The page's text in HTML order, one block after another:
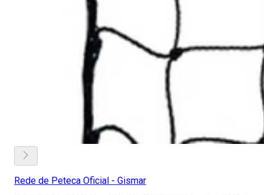
Rede de Peteca Oficial - Gismar